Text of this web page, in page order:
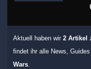
Aktuell haben wir 2 Artikel
findet ihr alle News,
Wars.